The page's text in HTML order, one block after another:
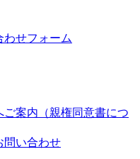
わせフォーム
案内（親権同意書につ
問い合わせ